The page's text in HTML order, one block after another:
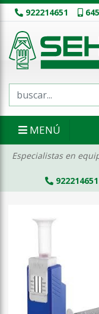
922214651
MENÚ
Especialistas en
922214651